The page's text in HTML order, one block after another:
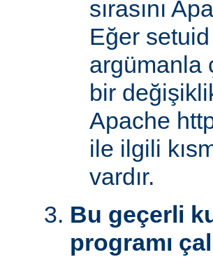
sırasını
Eğer
argümanla
bir
Apache
ile ilgili
vardır.
Bu geçerli
programı